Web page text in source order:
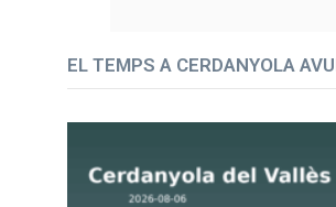
EL TEMPS A CERDANYOLA